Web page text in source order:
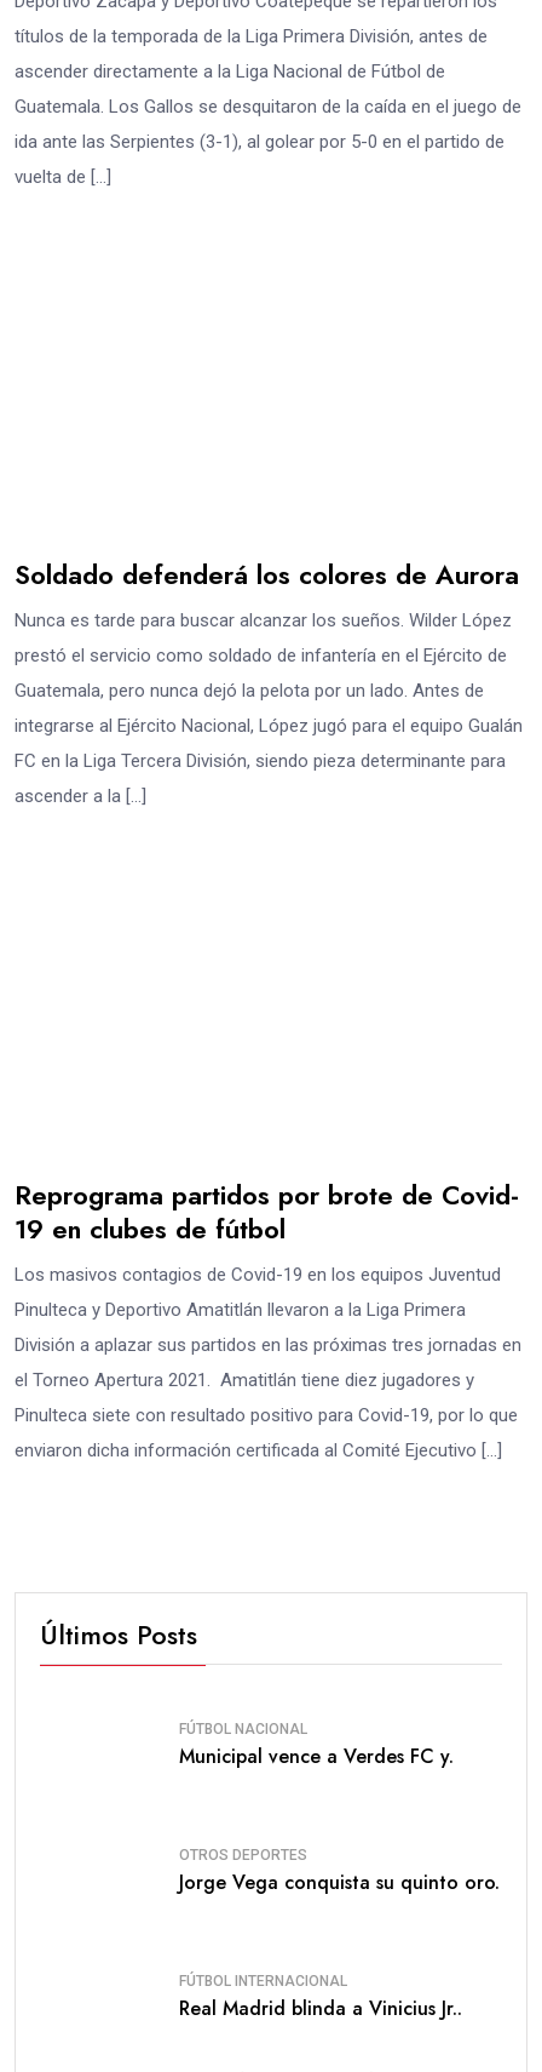
títulos de la temporada de la Liga Primera División, antes de
ascender directamente a la Liga Nacional de Fútbol de
Guatemala. Los Gallos se desquitaron de la caída en el juego de
ida ante las Serpientes (3-1), al golear por 5-0 en el partido de
vuelta de […]
Soldado defenderá los colores de Aurora
Nunca es tarde para buscar alcanzar los sueños. Wilder López
prestó el servicio como soldado de infantería en el Ejército de
Guatemala, pero nunca dejó la pelota por un lado. Antes de
integrarse al Ejército Nacional, López jugó para el equipo Gualán
FC en la Liga Tercera División, siendo pieza determinante para
ascender a la […]
Reprograma partidos por brote de Covid-
19 en clubes de fútbol
Los masivos contagios de Covid-19 en los equipos Juventud
Pinulteca y Deportivo Amatitlán llevaron a la Liga Primera
División a aplazar sus partidos en las próximas tres jornadas en
el Torneo Apertura 2021. Amatitlán tiene diez jugadores y
Pinulteca siete con resultado positivo para Covid-19, por lo que
enviaron dicha información certificada al Comité Ejecutivo […]
Últimos Posts
FÚTBOL NACIONAL
Municipal vence a Verdes FC y.
OTROS DEPORTES
Jorge Vega conquista su quinto oro.
FÚTBOL INTERNACIONAL
Real Madrid blinda a Vinicius Jr..